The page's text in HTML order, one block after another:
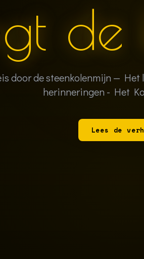
de
door de steenkolenmijn — Het
herinneringen - Het
Lees de